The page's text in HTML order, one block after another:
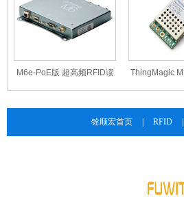
M6e-PoE版 超高频RFID读
ThingMagic
铨顺宏首页 RFID